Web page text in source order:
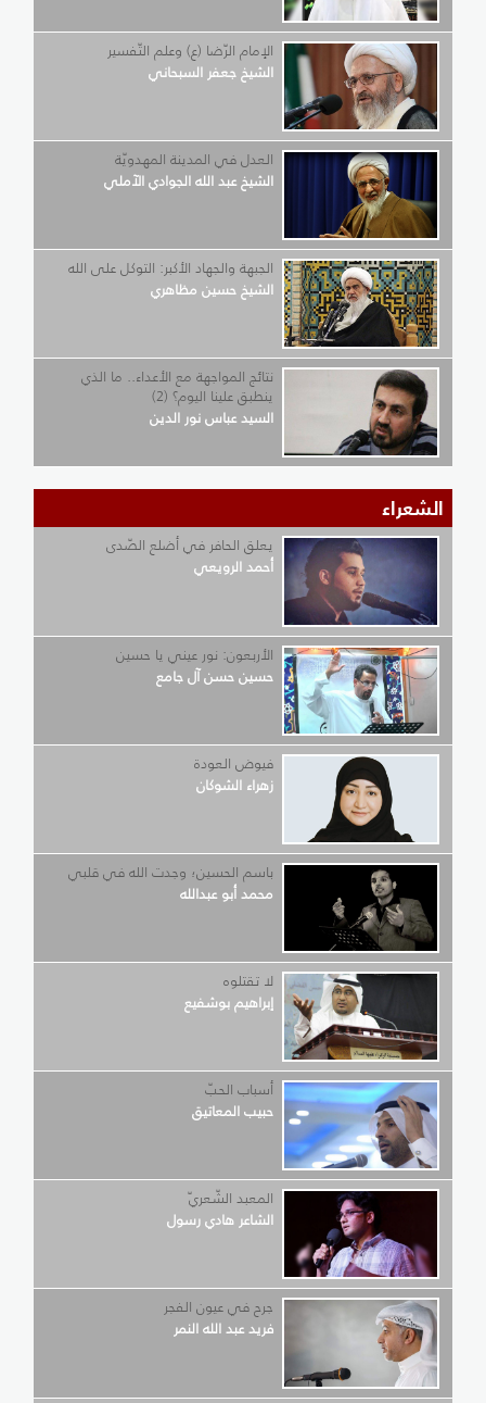
الإمام الرّضا (ع) وعلم التّفسير
الشيخ جعفر السبحاني
العدل في المدينة المهدويّة
الشيخ عبد الله الجوادي الآملي
الجبهة والجهاد الأكبر: التوكل على الله
الشيخ حسين مظاهري
نتائج المواجهة مع الأعداء.. ما الذي
ينطبق علينا اليوم؟ (2)
السيد عباس نور الدين
الشعراء
يعلق الحافر في أضلع الصّدى
أحمد الرويعي
الأربعون: نور عيني يا حسين
حسين حسن آل جامع
فيوض العودة
زهراء الشوكان
باسم الحسين؛ وجدت الله في قلبي
محمد أبو عبدالله
لا تقتلوه
إبراهيم بوشفيع
أسباب الحبّ
حبيب المعاتيق
المعبد الشّعريّ
الشاعر هادي رسول
جرح في عيون الفجر
فريد عبد الله النمر